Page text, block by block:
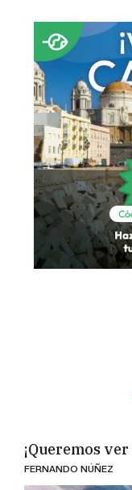
¡Queremos
FERNANDO NÚÑEZ